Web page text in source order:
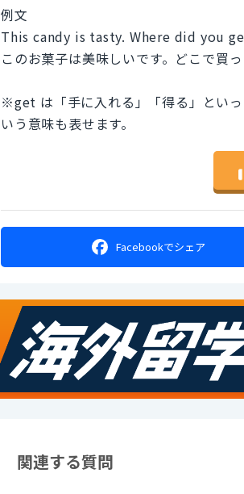
例文
This candy is tasty. Where did you
このお菓子は美味しいです。どこで買
※get は「手に入れる」「得る」とい
いう意味も表せます。
Facebookでシェア
関連する質問